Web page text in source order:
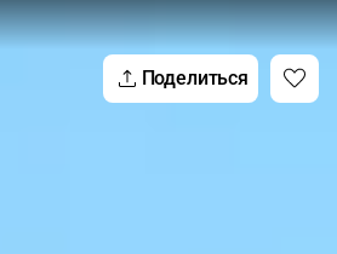
Поделиться